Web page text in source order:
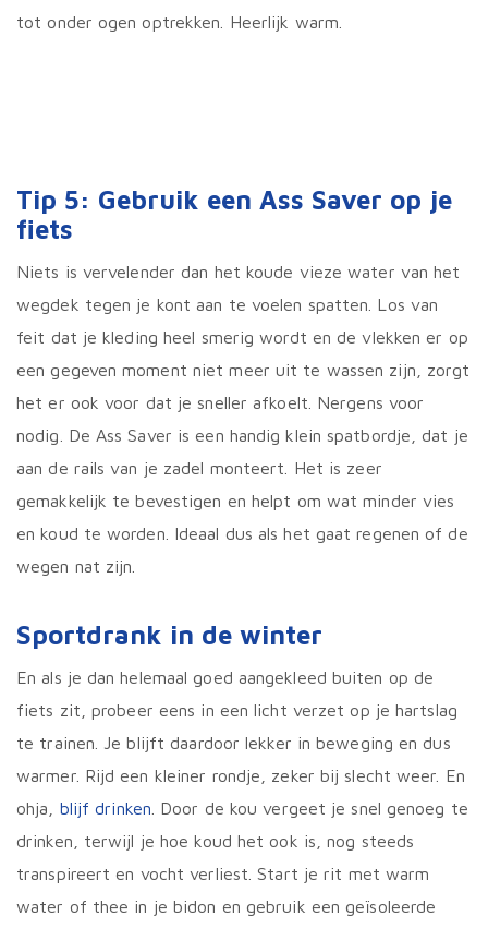
tot onder ogen optrekken. Heerlijk warm.
Tip 5: Gebruik een Ass Saver op je
fiets
Niets is vervelender dan het koude vieze water van het
wegdek tegen je kont aan te voelen spatten. Los van
feit dat je kleding heel smerig wordt en de vlekken er op
een gegeven moment niet meer uit te wassen zijn, zorgt
het er ook voor dat je sneller afkoelt. Nergens voor
nodig. De Ass Saver is een handig klein spatbordje, dat je
aan de rails van je zadel monteert. Het is zeer
gemakkelijk te bevestigen en helpt om wat minder vies
en koud te worden. Ideaal dus als het gaat regenen of de
wegen nat zijn.
Sportdrank in de winter
En als je dan helemaal goed aangekleed buiten op de
fiets zit, probeer eens in een licht verzet op je hartslag
te trainen. Je blijft daardoor lekker in beweging en dus
warmer. Rijd een kleiner rondje, zeker bij slecht weer. En
ohja, blijf drinken . Door de kou vergeet je snel genoeg te
drinken, terwijl je hoe koud het ook is, nog steeds
transpireert en vocht verliest. Start je rit met warm
water of thee in je bidon en gebruik een geïsoleerde